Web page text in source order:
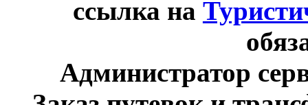
ссылка на
Администратор